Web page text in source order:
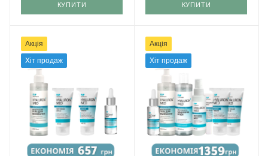
КУПИТИ КУПИТИ
Акція
Хіт продаж
Акція
Хіт продаж